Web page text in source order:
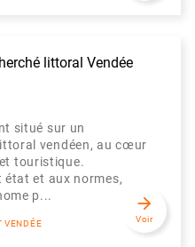
littoral Vendée
situé sur un
vendéen, au cœur
touristique.
état et aux normes,
p...
VENDÉE
arrow_forward
Voir